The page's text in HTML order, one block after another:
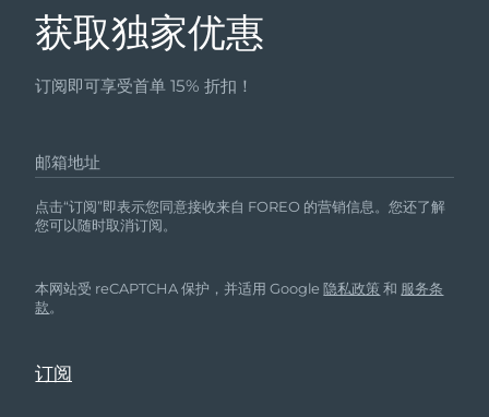
获取独家优惠
订阅即可享受首单 15% 折扣！
邮箱地址
点击“订阅”即表示您同意接收来自 FOREO 的营销信息。您还了解
您可以随时取消订阅。
本网站受 reCAPTCHA 保护，并适用 Google隐私政策 和 服务条
款。